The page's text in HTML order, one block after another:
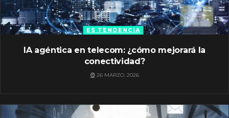
ES TENDENCIA
IA agéntica en telecom: ¿cómo mejorará la
conectividad?
26 MARZO, 2026